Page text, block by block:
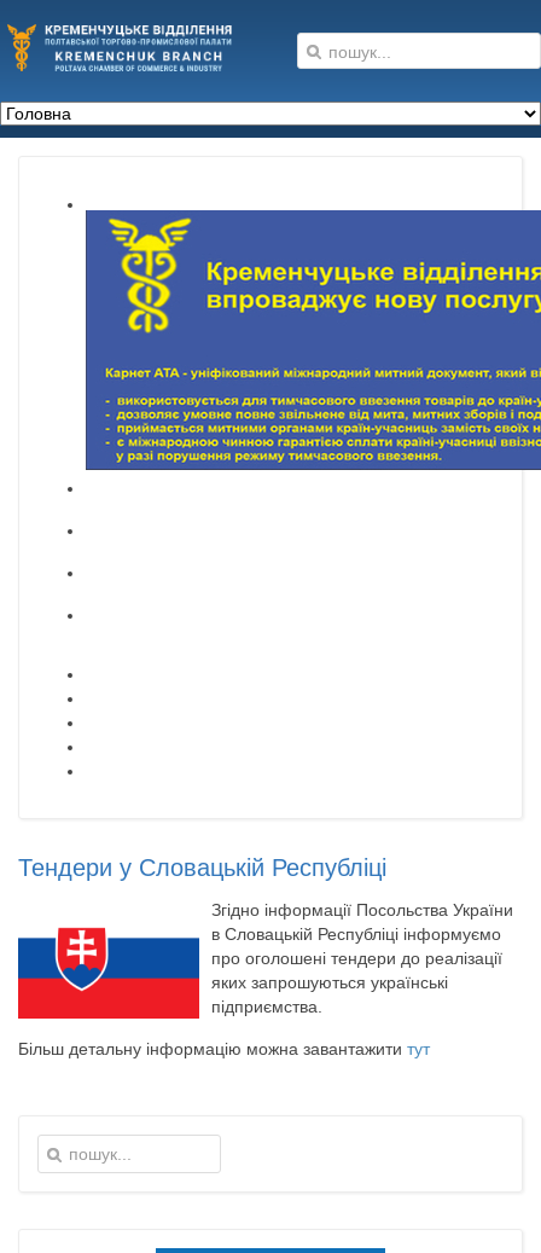
Тендери у Словацькій Республіці
Згідно інформації Посольства України
в Словацькій Республіці інформуємо
про оголошені тендери до реалізації
яких запрошуються українські
підприємства.
Більш детальну інформацію можна завантажити тут